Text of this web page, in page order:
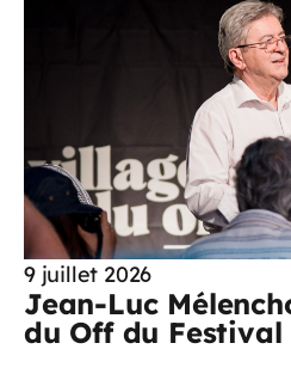
9 juillet 2026
Jean-Luc
du Off du Festival